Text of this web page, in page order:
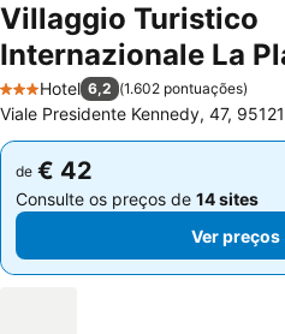
Villaggio Turistico
Internazionale La
3 Estrelas
Hotel 6,2 (1.602 pontuações)
Viale Presidente Kennedy, 47,
de € 42
Consulte os preços de 14 sites
Ver
de € 42
Consulte os preços de 14 sites
Ver preços